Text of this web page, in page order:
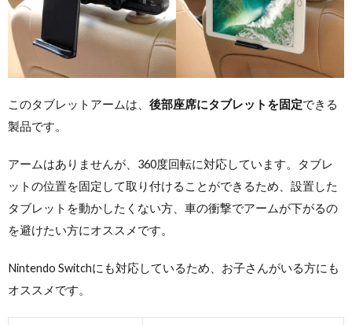
このタブレットアームは、 後部座席にタブレットを固定できる
製品です。
アームはありませんが、360度回転に対応しています。タブレ
ットの位置を固定して取り付けることができるため、設置した
タブレットを動かしたくない方、車の衝撃でアームが下がるの
を避けたい方にオススメです。
Nintendo Switchにも対応しているため、お子さんがいる方にも
オススメです。